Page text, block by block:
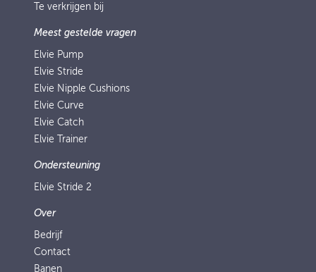
Te verkrijgen bij
Meest gestelde vragen
Elvie Pump
Elvie Stride
Elvie Nipple Cushions
Elvie Curve
Elvie Catch
Elvie Trainer
Ondersteuning
Elvie Stride 2
Over
Bedrijf
Contact
Banen